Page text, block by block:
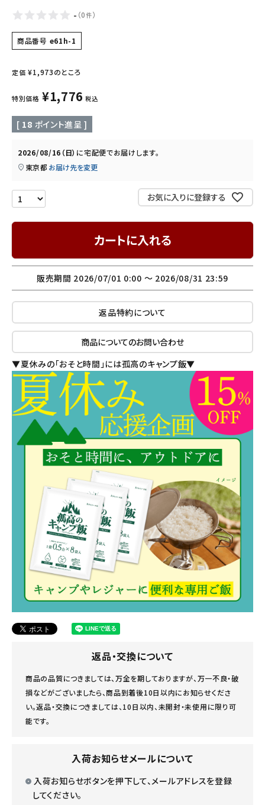
コンテンツ
INFORMATION
ご利用ガイド
プライバシーポリシー
特定商取引法について
- （0 件）
商品番号 e61h-1
定価 ¥1,973のところ
特別価格 ¥1,776 税込
[ 18 ポイント進呈 ]
2026/08/16（日） に宅配便でお届けします。
東京都 お届け先を変更
お気に入りに登録する
カートに入れる
販売期間 2026/07/01 0:00 〜 2026/08/31 23:59
返品特約について
商品についてのお問い合わせ
▼夏休みの「おそと時間」には孤高のキャンプ飯▼
返品・交換について
商品の品質につきましては、万全を期しておりますが、万一不良・破
損などがございましたら、商品到着後10日以内にお知らせくださ
い。返品・交換につきましては、10日以内、未開封・未使用に限り可
能です。
入荷お知らせメールについて
入荷お知らせボタンを押下して、メールアドレスを登録
してください。